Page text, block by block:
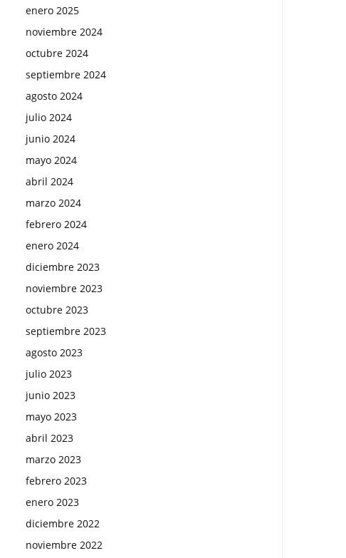
enero 2025
noviembre 2024
octubre 2024
septiembre 2024
agosto 2024
julio 2024
junio 2024
mayo 2024
abril 2024
marzo 2024
febrero 2024
enero 2024
diciembre 2023
noviembre 2023
octubre 2023
septiembre 2023
agosto 2023
julio 2023
junio 2023
mayo 2023
abril 2023
marzo 2023
febrero 2023
enero 2023
diciembre 2022
noviembre 2022